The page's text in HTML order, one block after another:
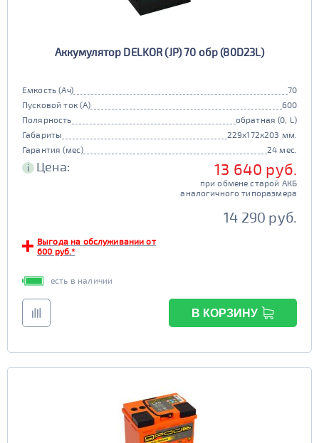
Аккумулятор DELKOR (JP) 70 обр (80D23L)
Емкость (Ач)
70
Пусковой ток (А)
600
Полярность
обратная (0, L)
Габариты
229x172x203 мм.
Гарантия (мес)
24 мес.
i Цена: 13 640 руб.
при обмене старой АКБ
аналогичного типоразмера
14 290 руб.
Выгода на обслуживании от
600 руб.*
есть в наличии
В КОРЗИНУ